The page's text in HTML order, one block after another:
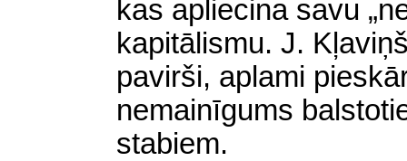
kas apliecina savu
kapitālismu. J.
pavirši, aplami
nemainīgums
stabiem.